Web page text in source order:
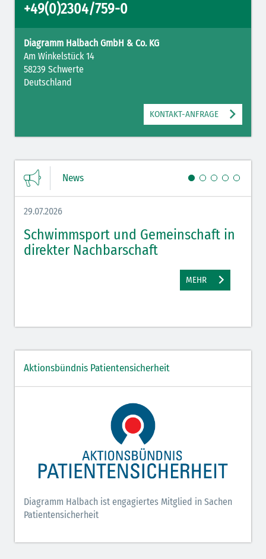
+49(0)2304/759-0
Diagramm Halbach GmbH & Co. KG
Am Winkelstück 14
58239 Schwerte
Deutschland
KONTAKT-ANFRAGE
News
29.07.2026
Schwimmsport und Gemeinschaft in
direkter Nachbarschaft
MEHR
Aktionsbündnis Patientensicherheit
Diagramm Halbach ist engagiertes Mitglied in Sachen
Patientensicherheit